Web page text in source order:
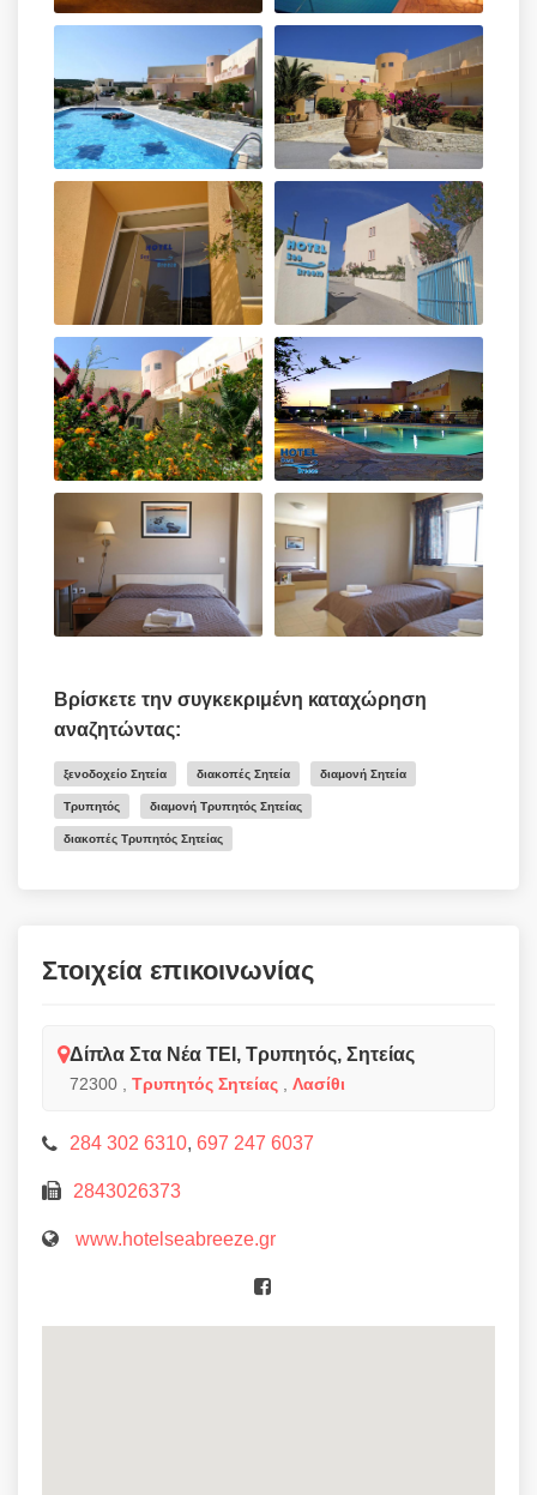
Βρίσκετε την συγκεκριμένη καταχώρηση
αναζητώντας:
ξενοδοχείο Σητεία διακοπές Σητεία διαμονή Σητεία
Τρυπητός διαμονή Τρυπητός Σητείας
διακοπές Τρυπητός Σητείας
Στοιχεία επικοινωνίας
Δίπλα Στα Νέα ΤΕΙ, Τρυπητός, Σητείας
72300 Τρυπητός Σητείας Λασίθι
284 302 6310, 697 247 6037
2843026373
www.hotelseabreeze.gr